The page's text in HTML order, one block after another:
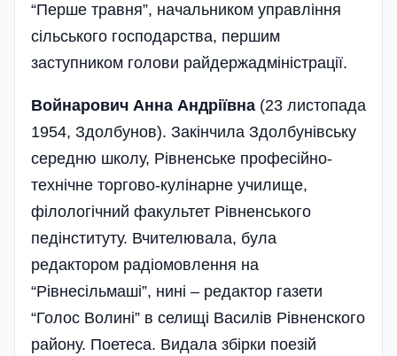
“Перше травня”, начальником управління
сільського господарства, першим
заступником голови райдержадміністрації.
Войнарович Анна Андріївна (23 листопада
1954, Здолбунов). Закінчила Здолбунівську
середню школу, Рівненське професійно-
технічне торгово-кулінарне училище,
філологічний факультет Рівненського
педінституту. Вчителювала, була
редактором радіомовлення на
“Рівнесільмаші”, нині – редактор газети
“Голос Волині” в селищі Василів Рівненского
району. Поетеса. Видала збірки поезій